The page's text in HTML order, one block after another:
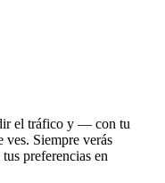
el tráfico y — con tu
Siempre verás
preferencias en